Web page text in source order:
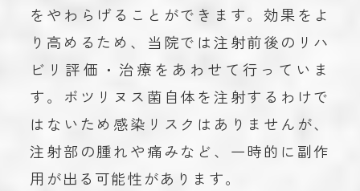
をやわらげることができます。効果をよ
り高めるため、当院では注射前後のリハ
ビリ評価・治療をあわせて行っていま
す。ボツリヌス菌自体を注射するわけで
はないため感染リスクはありませんが、
注射部の腫れや痛みなど、一時的に副作
用が出る可能性があります。